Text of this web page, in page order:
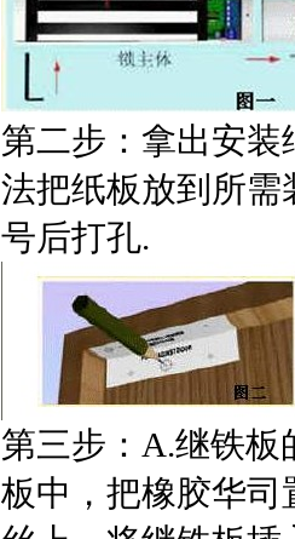
第二步：拿出安
法把纸板放到所需
号后打孔.
第三步：A.继铁板
板中，把橡胶华